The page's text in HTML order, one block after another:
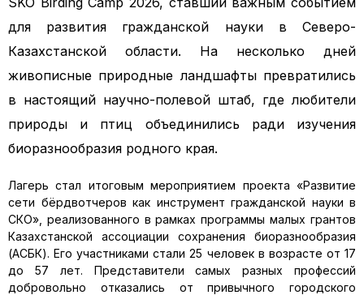
для развития гражданской науки в Северо-
Казахстанской области. На несколько дней
живописные природные ландшафты превратились
в настоящий научно-полевой штаб, где любители
природы и птиц объединились ради изучения
биоразнообразия родного края.
Лагерь стал итоговым мероприятием проекта «Развитие
сети бёрдвотчеров как инструмент гражданской науки в
СКО», реализованного в рамках программы малых грантов
Казахстанской ассоциации сохранения биоразнообразия
(АСБК). Его участниками стали 25 человек в возрасте от 17
до 57 лет. Представители самых разных профессий
добровольно отказались от привычного городского